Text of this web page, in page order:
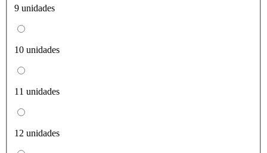
9 unidades
10 unidades
11 unidades
12 unidades